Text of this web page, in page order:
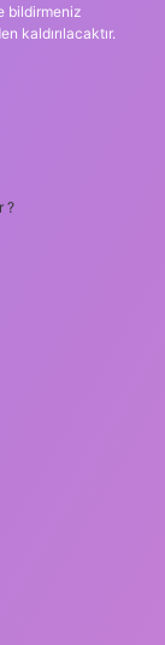
bildirmeniz
kaldırılacaktır.
?